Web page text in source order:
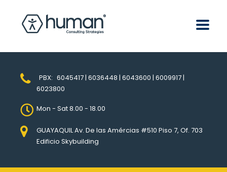
PBX: 6045417 | 6036448 | 6043600 | 6009917 |
6023800
Mon - Sat 8.00 - 18.00
GUAYAQUIL Av. De las Amércias #510 Piso 7, Of. 703
Edificio Skybuilding